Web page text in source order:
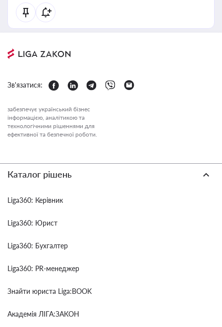
Зв'язатися:
забезпечує український бізнес
інформацією, аналітикою та
технологічними рішеннями для
ефективної та безпечної роботи.
Каталог рішень
Liga360: Керівник
Liga360: Юрист
Liga360: Бухгалтер
Liga360: PR-менеджер
Знайти юриста Liga:BOOK
Академія ЛІГА:ЗАКОН